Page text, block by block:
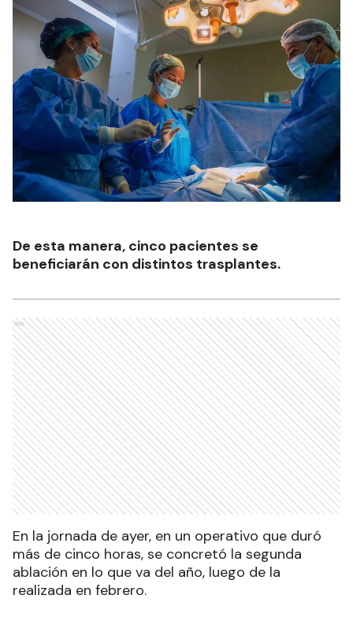
De esta manera, cinco pacientes se
beneficiarán con distintos trasplantes.
Ads
En la jornada de ayer, en un operativo que duró
más de cinco horas, se concretó la segunda
ablación en lo que va del año, luego de la
realizada en febrero.